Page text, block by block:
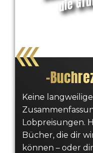
–
Keine
Lobpreisungen.
Bücher, die dir
können – oder